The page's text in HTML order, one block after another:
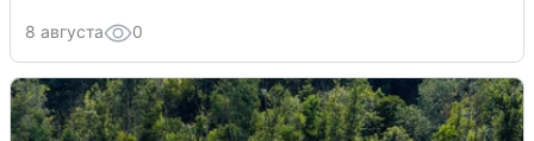
8 августа 0